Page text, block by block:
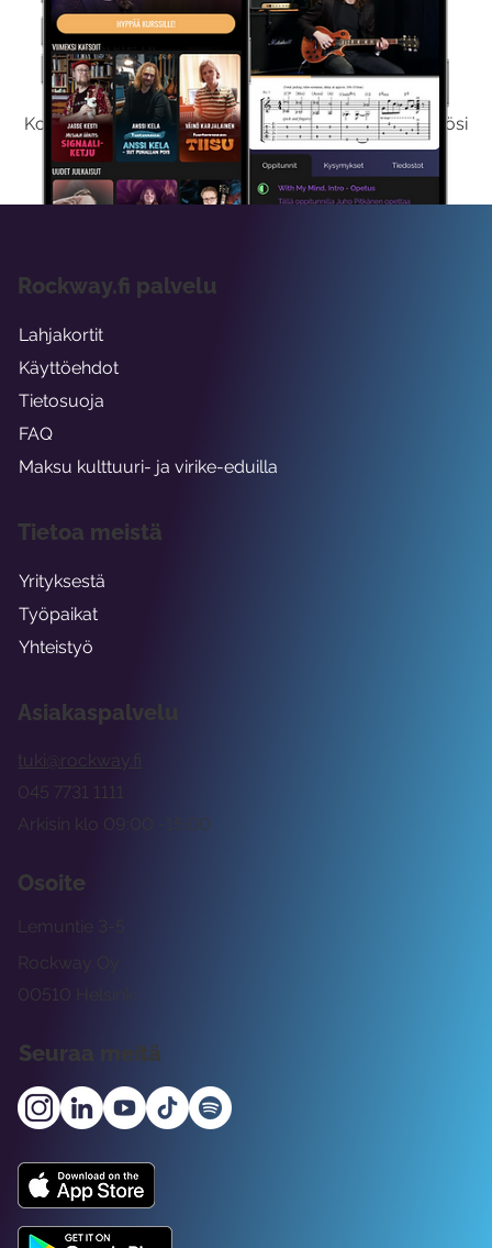
Kokeile Ilmaiseksi
Kokeilemalla ilmaiseksi saat koko sisältömme käyttöösi
viikon ajaksi.
Asiakaspalvelu
tuki@rockway.fi
Arkisin klo 09:00 -15:00
045 7731 1111
Osoite
Rockway Oy
Lemuntie 3-5
00510 Helsinki
Seuraa meitä
Rockway.fi palvelu
Lahjakortit
Käyttöehdot
Tietosuoja
FAQ
Maksu kulttuuri- ja virike-eduilla
Tietoa meistä
Yrityksestä
Työpaikat
Yhteistyö